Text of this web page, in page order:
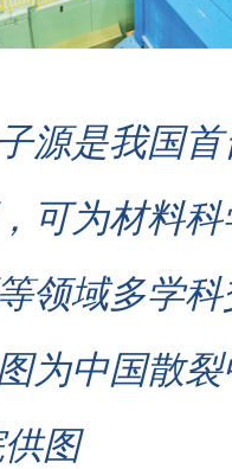
源是我国
可为材料
领域多学
为中国散
图